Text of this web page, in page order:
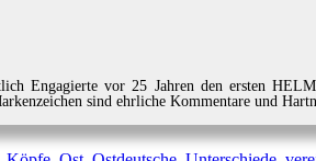
Engagierte vor 25 Jahren den ersten
sind ehrliche Kommentare und